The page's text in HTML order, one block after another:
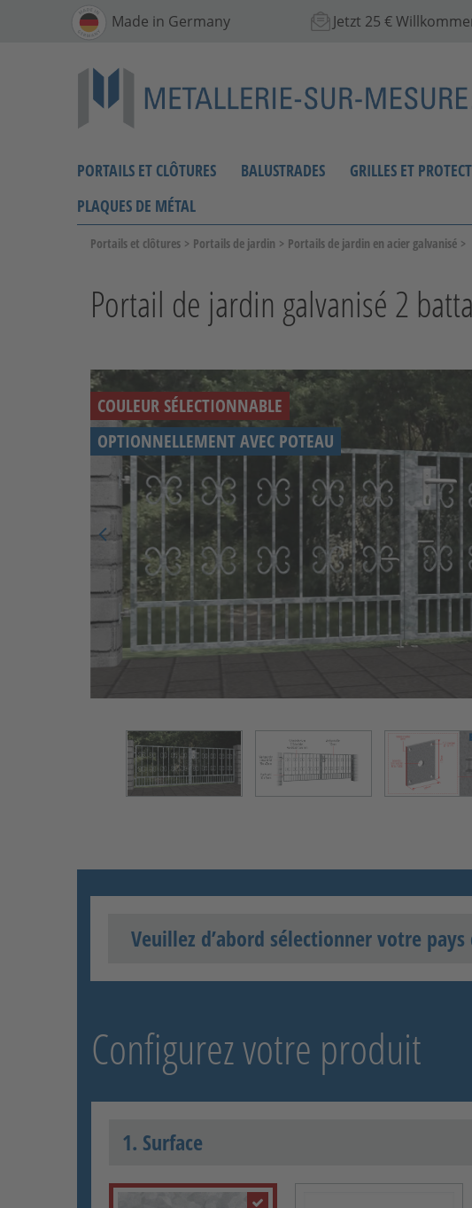
Made in Germany Jetzt 25 €
PORTAILS ET CLÔTURES BALUSTRADES GRILLES ET
PLAQUES DE MÉTAL
Portails et clôtures > Portails de jardin > Portails de jardin en acier galvanisé >
Portail de jardin galvanisé 2
COULEUR SÉLECTIONNABLE
OPTIONNELLEMENT AVEC POTEAU
Veuillez d’abord sélectionner votre
Configurez votre produit
1. Surface